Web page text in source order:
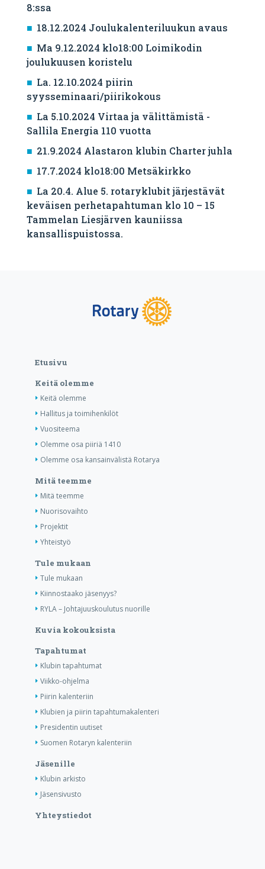
8:ssa
18.12.2024 Joulukalenteriluukun avaus
Ma 9.12.2024 klo18:00 Loimikodin
joulukuusen koristelu
La. 12.10.2024 piirin
syysseminaari/piirikokous
La 5.10.2024 Virtaa ja välittämistä -
Sallila Energia 110 vuotta
21.9.2024 Alastaron klubin Charter juhla
17.7.2024 klo18:00 Metsäkirkko
La 20.4. Alue 5. rotaryklubit järjestävät
keväisen perhetapahtuman klo 10 – 15
Tammelan Liesjärven kauniissa
kansallispuistossa.
Etusivu
Keitä olemme
Keitä olemme
Hallitus ja toimihenkilöt
Vuositeema
Olemme osa piiriä 1410
Olemme osa kansainvälistä Rotarya
Mitä teemme
Mitä teemme
Nuorisovaihto
Projektit
Yhteistyö
Tule mukaan
Tule mukaan
Kiinnostaako jäsenyys?
RYLA – Johtajuuskoulutus nuorille
Kuvia kokouksista
Tapahtumat
Klubin tapahtumat
Viikko-ohjelma
Piirin kalenteriin
Klubien ja piirin tapahtumakalenteri
Presidentin uutiset
Suomen Rotaryn kalenteriin
Jäsenille
Klubin arkisto
Jäsensivusto
Yhteystiedot